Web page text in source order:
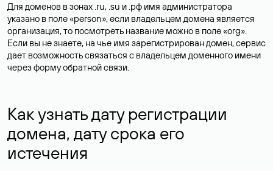
Для доменов в зонах .ru, .su и .рф имя администратора
указано в поле «person», если владельцем домена является
организация, то посмотреть название можно в поле «org».
Если вы не знаете, на чье имя зарегистрирован домен, сервис
дает возможность связаться с владельцем доменного имени
через форму обратной связи.
Как узнать дату регистрации
домена, дату срока его
истечения